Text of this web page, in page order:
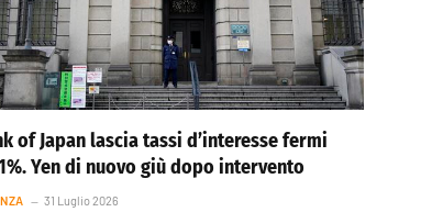
of Japan lascia tassi d’interesse fermi
Yen di nuovo giù dopo intervento
31 Luglio 2026